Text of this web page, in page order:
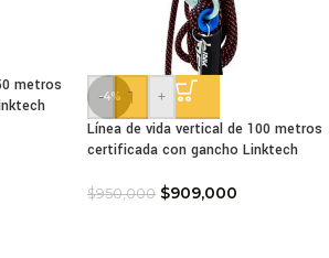
metros
-4%
-
+
Línea de vida vertical de 100 metros
certificada con gancho Linktech
$950,000 $909,000